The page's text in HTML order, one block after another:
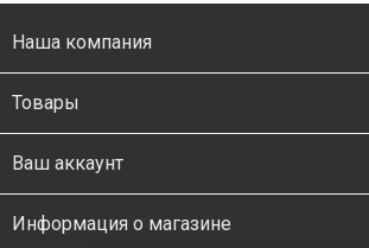
Наша компания
Товары
Ваш аккаунт
Информация о магазине